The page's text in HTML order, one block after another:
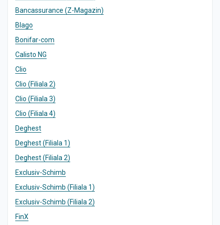
Bancassurance (Z-Magazin)
Blago
Bonifar-com
Calisto NG
Clio
Clio (Filiala 2)
Clio (Filiala 3)
Clio (Filiala 4)
Deghest
Deghest (Filiala 1)
Deghest (Filiala 2)
Exclusiv-Schimb
Exclusiv-Schimb (Filiala 1)
Exclusiv-Schimb (Filiala 2)
FinX